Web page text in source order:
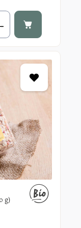
Wert ein oder benutze
g)